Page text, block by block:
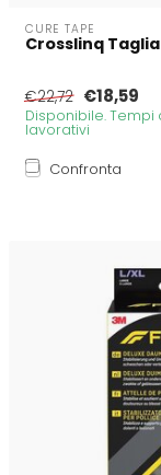
CURE TAPE
Crosslinq Taglia
€22,72 €18,59
Disponibile. Tempi
lavorativi
Confronta